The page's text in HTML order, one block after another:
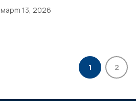
март 13, 2026
1 2